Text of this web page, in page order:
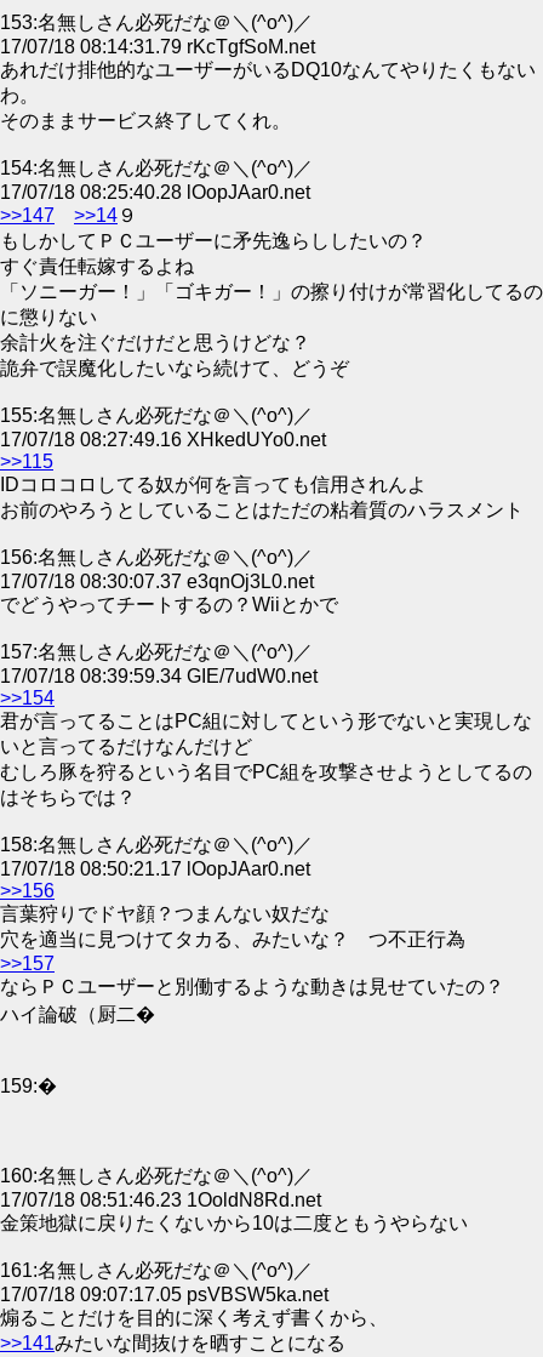
153:名無しさん必死だな＠＼(^o^)／
17/07/18 08:14:31.79 rKcTgfSoM.net
あれだけ排他的なユーザーがいるDQ10なんてやりたくもない
わ。
そのままサービス終了してくれ。
154:名無しさん必死だな＠＼(^o^)／
17/07/18 08:25:40.28 lOopJAar0.net
>>147
>>14 ９
もしかしてＰＣユーザーに矛先逸らししたいの？
すぐ責任転嫁するよね
「ソニーガー！」「ゴキガー！」の擦り付けが常習化してるの
に懲りない
余計火を注ぐだけだと思うけどな？
詭弁で誤魔化したいなら続けて、どうぞ
155:名無しさん必死だな＠＼(^o^)／
17/07/18 08:27:49.16 XHkedUYo0.net
>>115
IDコロコロしてる奴が何を言っても信用されんよ
お前のやろうとしていることはただの粘着質のハラスメント
156:名無しさん必死だな＠＼(^o^)／
17/07/18 08:30:07.37 e3qnOj3L0.net
でどうやってチートするの？Wiiとかで
157:名無しさん必死だな＠＼(^o^)／
17/07/18 08:39:59.34 GIE/7udW0.net
>>154
君が言ってることはPC組に対してという形でないと実現しな
いと言ってるだけなんだけど
むしろ豚を狩るという名目でPC組を攻撃させようとしてるの
はそちらでは？
158:名無しさん必死だな＠＼(^o^)／
17/07/18 08:50:21.17 lOopJAar0.net
>>156
言葉狩りでドヤ顔？つまんない奴だな
穴を適当に見つけてタカる、みたいな？ つ不正行為
>>157
ならＰＣユーザーと別働するような動きは見せていたの？
ハイ論破（厨二�
159:�
160:名無しさん必死だな＠＼(^o^)／
17/07/18 08:51:46.23 1OoldN8Rd.net
金策地獄に戻りたくないから10は二度ともうやらない
161:名無しさん必死だな＠＼(^o^)／
17/07/18 09:07:17.05 psVBSW5ka.net
煽ることだけを目的に深く考えず書くから、
>>141みたいな間抜けを晒すことになる